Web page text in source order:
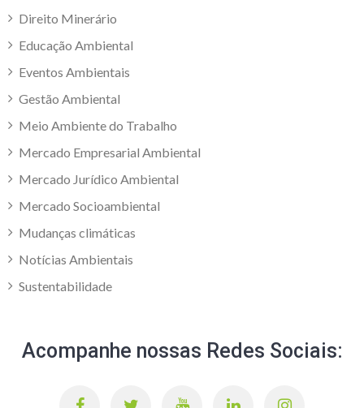
Direito Minerário
Educação Ambiental
Eventos Ambientais
Gestão Ambiental
Meio Ambiente do Trabalho
Mercado Empresarial Ambiental
Mercado Jurídico Ambiental
Mercado Socioambiental
Mudanças climáticas
Notícias Ambientais
Sustentabilidade
Acompanhe nossas Redes Sociais: